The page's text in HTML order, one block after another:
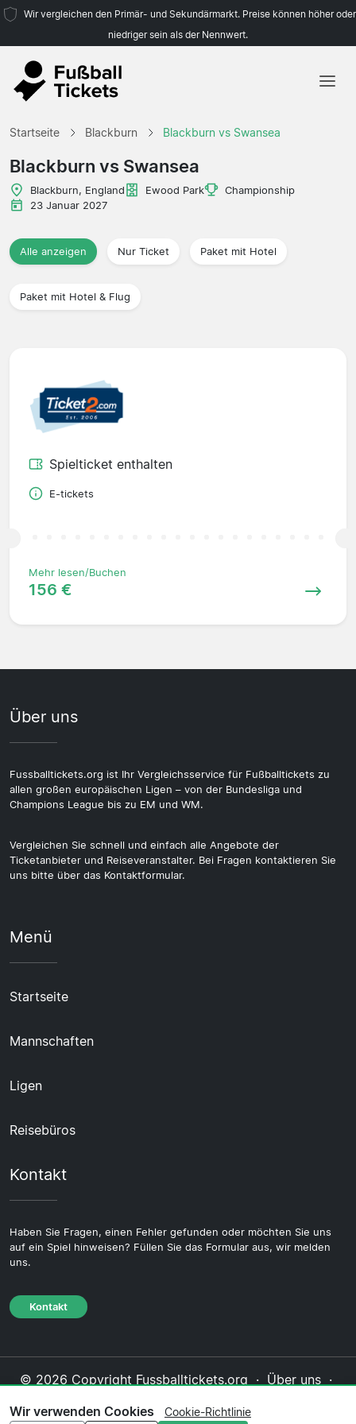
Wir vergleichen den Primär- und Sekundärmarkt. Preise können höher oder
niedriger sein als der Nennwert.
Startseite Blackburn Blackburn vs Swansea
Blackburn vs Swansea
Blackburn, England Ewood Park
Championship
23 Januar 2027
Alle anzeigen Nur Ticket Paket mit Hotel
Paket mit Hotel & Flug
Spielticket enthalten
E-tickets
Mehr lesen/Buchen
156 €
Über uns
Fussballtickets.org ist Ihr Vergleichsservice für Fußballtickets zu
allen großen europäischen Ligen – von der Bundesliga und
Champions League bis zu EM und WM.
Vergleichen Sie schnell und einfach alle Angebote der
Ticketanbieter und Reiseveranstalter. Bei Fragen kontaktieren Sie
uns bitte über das Kontaktformular.
Menü
Startseite
Mannschaften
Ligen
Reisebüros
Kontakt
Haben Sie Fragen, einen Fehler gefunden oder möchten Sie uns
auf ein Spiel hinweisen? Füllen Sie das Formular aus, wir melden
uns.
Kontakt
© 2026 Copyright Fussballtickets.org · Über uns ·
Cookie-Richtlinie·Redaktionelle Richtlinie
Wir verwenden Cookies Cookie-Richtlinie